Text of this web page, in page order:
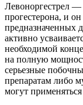
Левоноргестрел —
прогестерона, и
предназначенных
активно
необходимой
на полную
серьезные
препаратам либо
могут